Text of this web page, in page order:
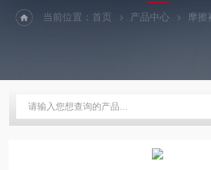
当前位置：首页 产品中心 摩擦